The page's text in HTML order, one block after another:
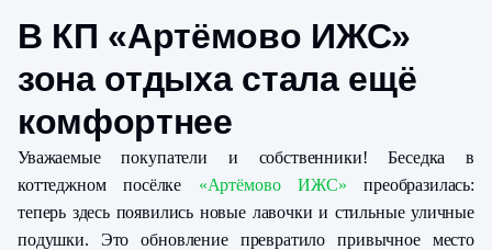
В КП «Артёмово ИЖС»
зона отдыха стала ещё
комфортнее
Уважаемые покупатели и собственники! Беседка в
коттеджном посёлке «Артёмово ИЖС» преобразилась:
теперь здесь появились новые лавочки и стильные уличные
подушки. Это обновление превратило привычное место